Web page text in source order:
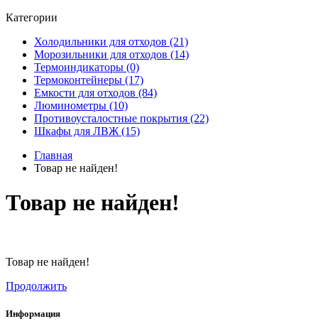
Категории
Холодильники для отходов (21)
Морозильники для отходов (14)
Термоиндикаторы (0)
Термоконтейнеры (17)
Емкости для отходов (84)
Люминометры (10)
Противоусталостные покрытия (22)
Шкафы для ЛВЖ (15)
Главная
Товар не найден!
Товар не найден!
Товар не найден!
Продолжить
Информация